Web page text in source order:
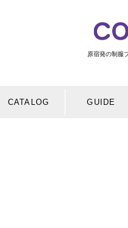
原宿発の制服
CATALOG GUIDE